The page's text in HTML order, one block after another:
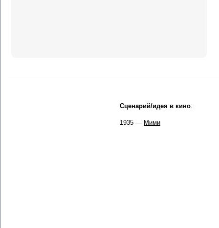
Сценарий/идея в кино:
1935 — Мими